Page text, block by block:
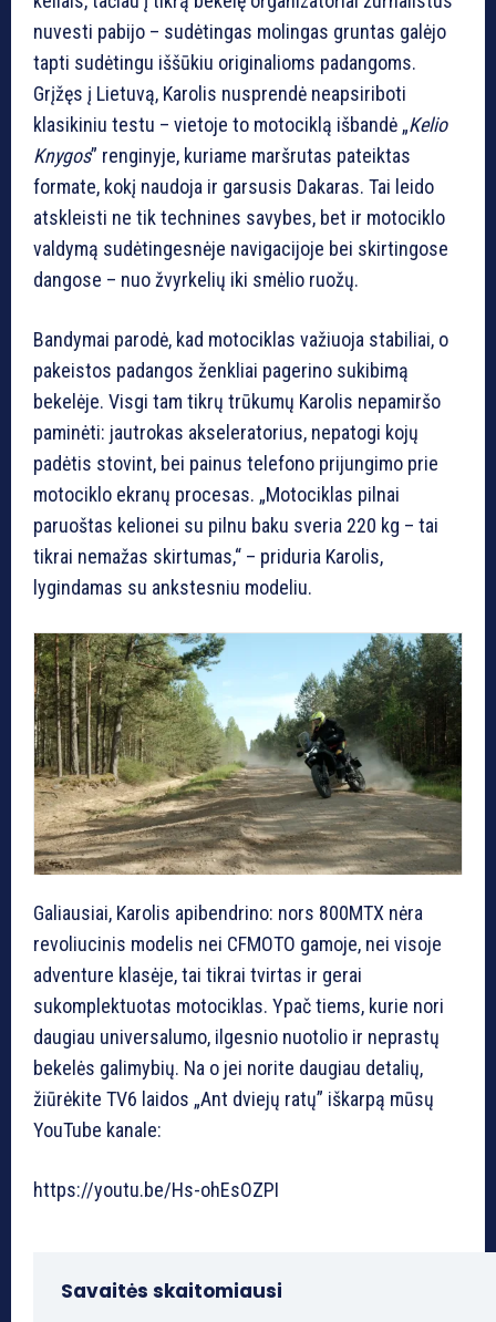
nuvesti pabijo – sudėtingas molingas gruntas galėjo
tapti sudėtingu iššūkiu originalioms padangoms.
Grįžęs į Lietuvą, Karolis nusprendė neapsiriboti
klasikiniu testu – vietoje to motociklą išbandė „Kelio
Knygos” renginyje, kuriame maršrutas pateiktas
formate, kokį naudoja ir garsusis Dakaras. Tai leido
atskleisti ne tik technines savybes, bet ir motociklo
valdymą sudėtingesnėje navigacijoje bei skirtingose
dangose – nuo žvyrkelių iki smėlio ruožų.
Bandymai parodė, kad motociklas važiuoja stabiliai, o
pakeistos padangos ženkliai pagerino sukibimą
bekelėje. Visgi tam tikrų trūkumų Karolis nepamiršo
paminėti: jautrokas akseleratorius, nepatogi kojų
padėtis stovint, bei painus telefono prijungimo prie
motociklo ekranų procesas. „Motociklas pilnai
paruoštas kelionei su pilnu baku sveria 220 kg – tai
tikrai nemažas skirtumas,“ – priduria Karolis,
lygindamas su ankstesniu modeliu.
Galiausiai, Karolis apibendrino: nors 800MTX nėra
revoliucinis modelis nei CFMOTO gamoje, nei visoje
adventure klasėje, tai tikrai tvirtas ir gerai
sukomplektuotas motociklas. Ypač tiems, kurie nori
daugiau universalumo, ilgesnio nuotolio ir neprastų
bekelės galimybių. Na o jei norite daugiau detalių,
žiūrėkite TV6 laidos „Ant dviejų ratų” iškarpą mūsų
YouTube kanale:
https://youtu.be/Hs-ohEsOZPI
Savaitės skaitomiausi